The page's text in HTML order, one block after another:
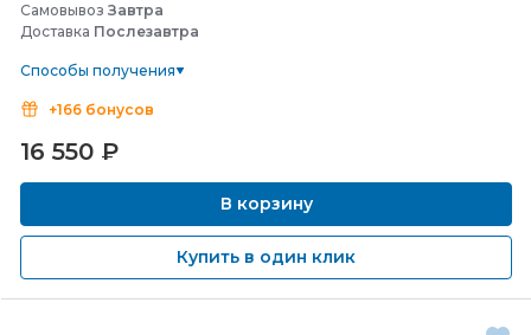
Самовывоз Завтра
Доставка Послезавтра
Способы получения
+166 бонусов
16 550 ₽
В корзину
Купить в один клик